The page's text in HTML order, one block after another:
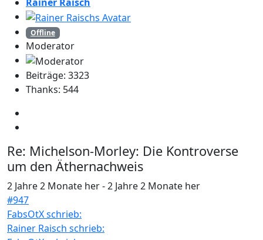
Offline
Moderator
Beiträge: 3323
Thanks: 544
Re: Michelson-Morley: Die Kontroverse
um den Äthernachweis
2 Jahre 2 Monate her-2 Jahre 2 Monate her
#947
FabsOtX schrieb:
Rainer Raisch schrieb: